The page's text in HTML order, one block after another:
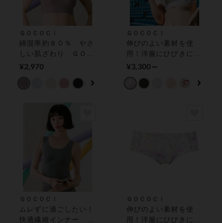
ＧＯＣＯＣｉ
綿混率約８０％ やさ
しい肌ざわり ＧＯＣ
ＯＣｉ（ゴコチ） ハ
¥2,970
ＧＯＣＯＣｉ
伸びのよい素材を使
用！洋服にひびきにく
く、すっきりシルエッ
¥3,300～
ＧＯＣＯＣｉ
ムレずに過ごしたい！
快適繊維インナー Ｇ
ＧＯＣＯＣｉ
伸びのよい素材を使
用！洋服にひびきにく